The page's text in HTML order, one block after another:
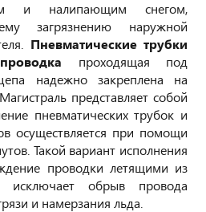
и налипающим снегом,
загрязнению наружной
Пневматические трубки
проходящая под
надежно закреплена на
представляет собой
пневматических трубок и
осуществляется при помощи
Такой вариант исполнения
проводки летящими из
обрыв провода
и намерзания льда.